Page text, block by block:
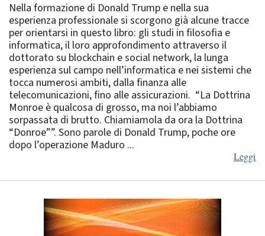
Nella formazione di Donald Trump e nella sua
esperienza professionale si scorgono già alcune tracce
per orientarsi in questo libro: gli studi in filosofia e
informatica, il loro approfondimento attraverso il
dottorato su blockchain e social network, la lunga
esperienza sul campo nell’informatica e nei sistemi che
tocca numerosi ambiti, dalla finanza alle
telecomunicazioni, fino alle assicurazioni. “La Dottrina
Monroe è qualcosa di grosso, ma noi l’abbiamo
sorpassata di brutto. Chiamiamola da ora la Dottrina
“Donroe””. Sono parole di Donald Trump, poche ore
dopo l’operazione Maduro ...
Leggi